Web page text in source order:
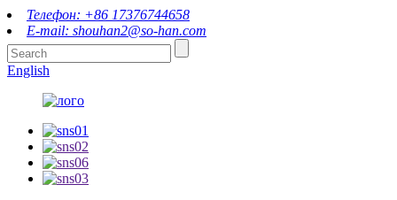
Телефон: +86 17376744658
E-mail: shouhan2@so-han.com
English